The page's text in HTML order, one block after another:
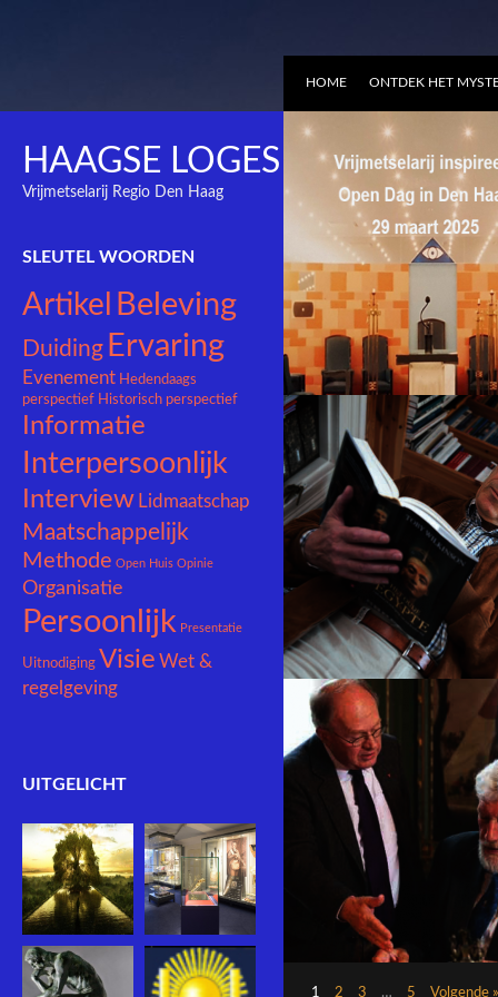
HOME ONTDEK HET
HAAGSE LOGES
Vrijmetselarij Regio Den Haag
SLEUTEL WOORDEN
Artikel Beleving
Duiding Ervaring
Evenement Hedendaags
perspectief Historisch perspectief
Informatie
Interpersoonlijk
Interview Lidmaatschap
Maatschappelijk
Methode Open Huis Opinie
Organisatie
Persoonlijk Presentatie
Uitnodiging Visie Wet &
regelgeving
UITGELICHT
OPEN HUIS
MAART 2025
INTERVIEW TJEU VAN
BERK, THEOLOOG
EEN UITNODIGENDE
1 2 3 … 5 Volgende »